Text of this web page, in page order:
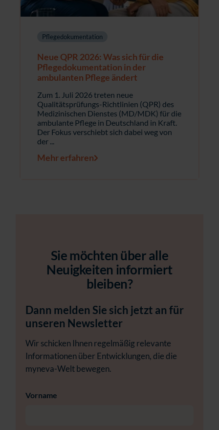
Pflegedokumentation
Neue QPR 2026: Was sich für die
Pflegedokumentation in der
ambulanten Pflege ändert
Zum 1. Juli 2026 treten neue
Qualitätsprüfungs-Richtlinien (QPR) des
Medizinischen Dienstes (MD/MDK) für die
ambulante Pflege in Deutschland in Kraft.
Der Fokus verschiebt sich dabei weg von
der ...
Mehr erfahren
Sie möchten über alle
Neuigkeiten informiert
bleiben?
Dann melden Sie sich jetzt an für
unseren Newsletter
Wir schicken Ihnen regelmäßig relevante
Informationen über Entwicklungen, die die
myneva-Welt bewegen.
Vorname